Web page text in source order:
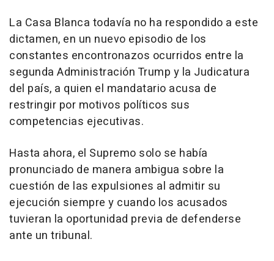
La Casa Blanca todavía no ha respondido a este
dictamen, en un nuevo episodio de los
constantes encontronazos ocurridos entre la
segunda Administración Trump y la Judicatura
del país, a quien el mandatario acusa de
restringir por motivos políticos sus
competencias ejecutivas.
Hasta ahora, el Supremo solo se había
pronunciado de manera ambigua sobre la
cuestión de las expulsiones al admitir su
ejecución siempre y cuando los acusados
tuvieran la oportunidad previa de defenderse
ante un tribunal.